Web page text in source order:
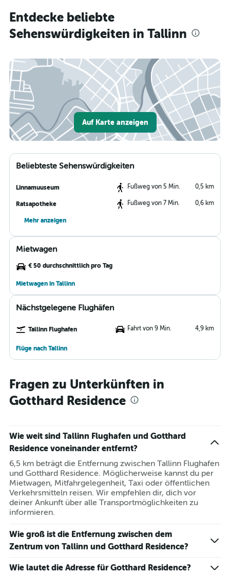
Entdecke beliebte
Sehenswürdigkeiten in Tallinn
Auf Karte anzeigen
Beliebteste Sehenswürdigkeiten
Linnamuuseum Fußweg von 5 Min. 0,5 km
Ratsapotheke Fußweg von 7 Min. 0,6 km
Mehr anzeigen
Mietwagen
€ 50 durchschnittlich pro Tag
Mietwagen in Tallinn
Nächstgelegene Flughäfen
Tallinn Flughafen Fahrt von 9 Min. 4,9 km
Flüge nach Tallinn
Fragen zu Unterkünften in
Gotthard Residence
Wie weit sind Tallinn Flughafen und Gotthard
Residence voneinander entfernt?
6,5 km beträgt die Entfernung zwischen Tallinn Flughafen
und Gotthard Residence. Möglicherweise kannst du per
Mietwagen, Mitfahrgelegenheit, Taxi oder öffentlichen
Verkehrsmitteln reisen. Wir empfehlen dir, dich vor
deiner Ankunft über alle Transportmöglichkeiten zu
informieren.
Wie groß ist die Entfernung zwischen dem
Zentrum von Tallinn und Gotthard Residence?
Wie lautet die Adresse für Gotthard Residence?